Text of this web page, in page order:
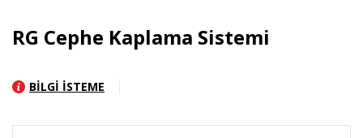
RG Cephe Kaplama Sistemi
BİLGİ İSTEME